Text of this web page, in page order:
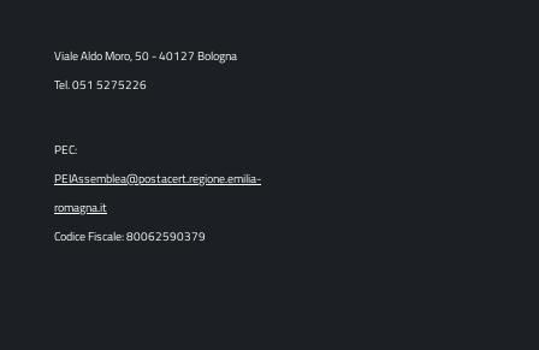
Viale Aldo Moro, 50 - 40127 Bologna
Tel. 051 5275226
PEC:
PEIAssemblea@postacert.regione.emilia-
romagna.it
Codice Fiscale: 80062590379